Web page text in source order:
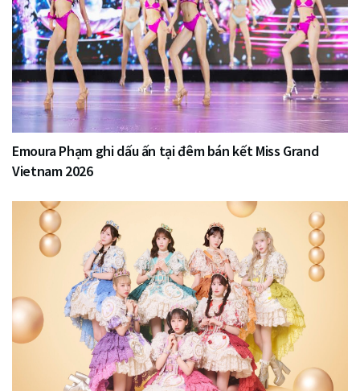
Emoura Phạm ghi dấu ấn tại đêm bán kết Miss Grand
Vietnam 2026